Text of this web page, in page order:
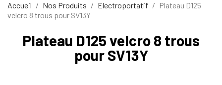
Accueil Nos Produits Electroportatif
Plateau D125
velcro 8 trous pour SV13Y
Plateau D125 velcro 8 trous
pour SV13Y